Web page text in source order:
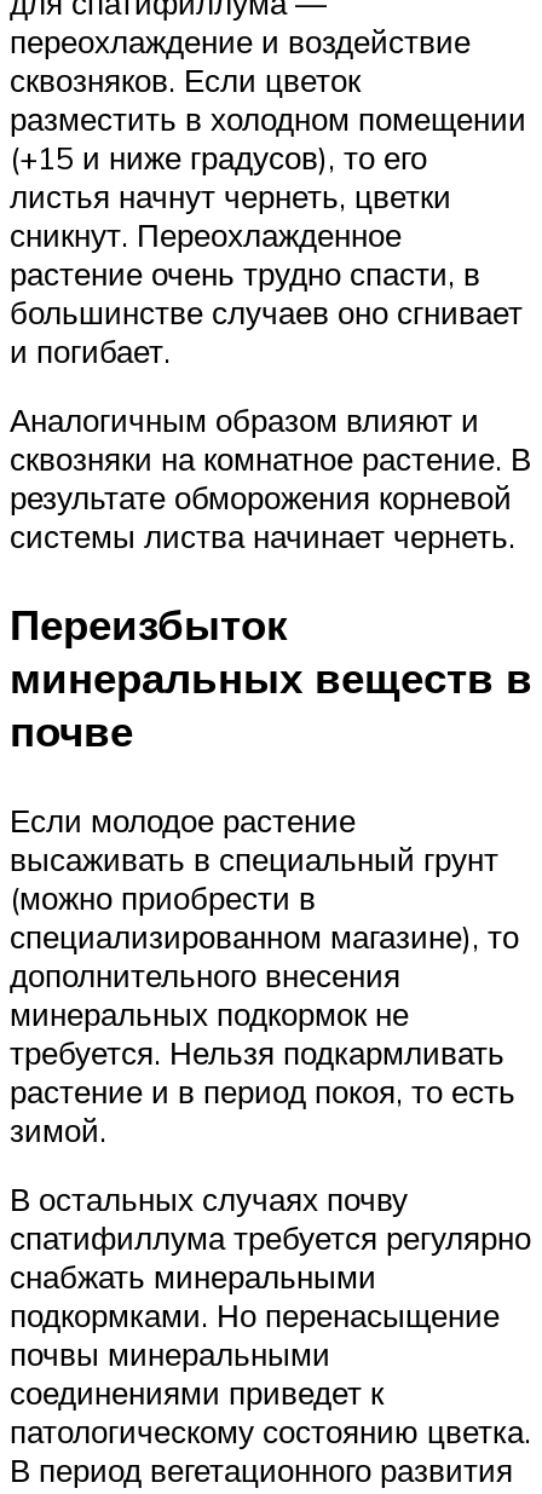
переохлаждение и воздействие
сквозняков. Если цветок
разместить в холодном помещении
(+15 и ниже градусов), то его
листья начнут чернеть, цветки
сникнут. Переохлажденное
растение очень трудно спасти, в
большинстве случаев оно сгнивает
и погибает.
Аналогичным образом влияют и
сквозняки на комнатное растение. В
результате обморожения корневой
системы листва начинает чернеть.
Переизбыток
минеральных веществ в
почве
Если молодое растение
высаживать в специальный грунт
(можно приобрести в
специализированном магазине), то
дополнительного внесения
минеральных подкормок не
требуется. Нельзя подкармливать
растение и в период покоя, то есть
зимой.
В остальных случаях почву
спатифиллума требуется регулярно
снабжать минеральными
подкормками. Но перенасыщение
почвы минеральными
соединениями приведет к
патологическому состоянию цветка.
В период вегетационного развития